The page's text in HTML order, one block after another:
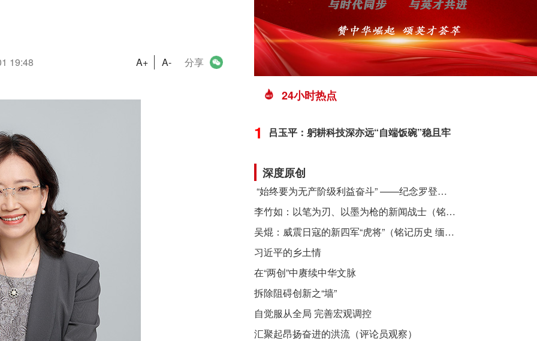
19:48 A+ A- 分享
24小时热点
1 吕玉平：躬耕科技深亦远“自端饭碗”稳且牢
深度原创
​ “始终要为无产阶级利益奋斗” ——纪念罗登贤同志诞辰120周年
李竹如：以笔为刃、以墨为枪的新闻战士（铭记历史 缅怀先烈·抗日英雄）
吴焜：威震日寇的新四军“虎将”（铭记历史 缅怀先烈·抗日英雄）
习近平的乡土情
在“两创”中赓续中华文脉
拆除阻碍创新之“墙”
自觉服从全局 完善宏观调控
汇聚起昂扬奋进的洪流（评论员观察）